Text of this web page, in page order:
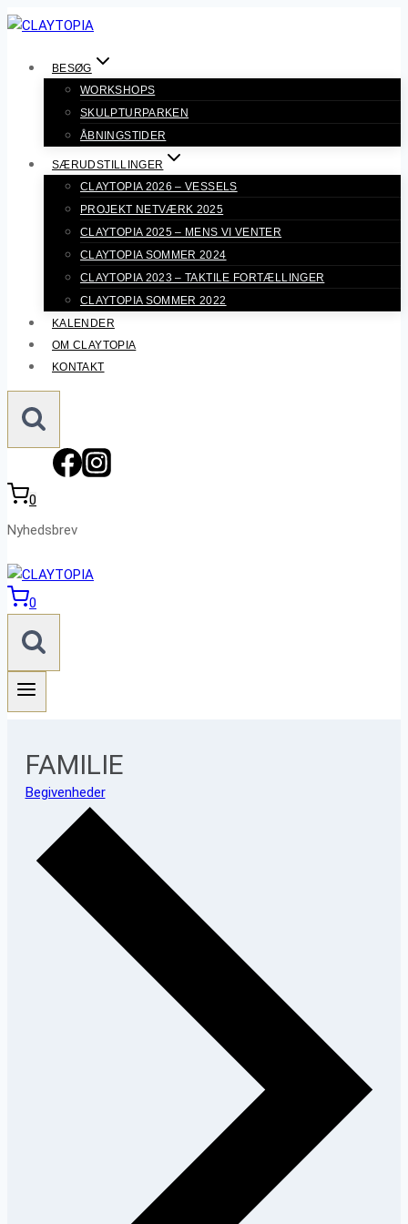
Fortsæt
BESØG
WORKSHOPS
SKULPTURPARKEN
ÅBNINGSTIDER
SÆRUDSTILLINGER
CLAYTOPIA 2026 – VESSELS
PROJEKT NETVÆRK 2025
CLAYTOPIA 2025 – MENS VI VENTER
CLAYTOPIA SOMMER 2024
CLAYTOPIA 2023 – TAKTILE FORTÆLLINGER
CLAYTOPIA SOMMER 2022
KALENDER
OM CLAYTOPIA
KONTAKT
0
Nyhedsbrev
0
FAMILIE
Begivenheder